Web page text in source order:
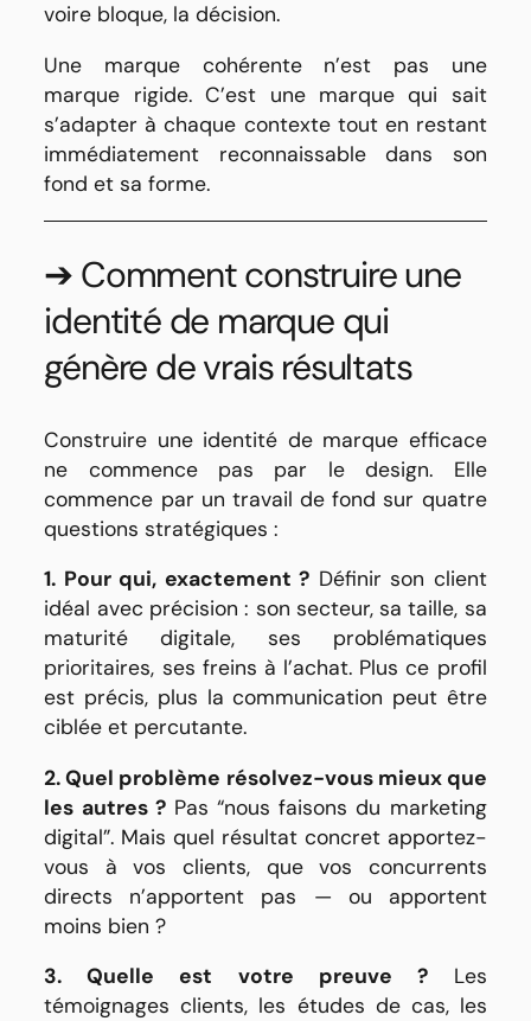
voire bloque, la décision.
Une marque cohérente n’est pas une
marque rigide. C’est une marque qui sait
s’adapter à chaque contexte tout en restant
immédiatement reconnaissable dans son
fond et sa forme.
➔ Comment construire une
identité de marque qui
génère de vrais résultats
Construire une identité de marque efficace
ne commence pas par le design. Elle
commence par un travail de fond sur quatre
questions stratégiques :
1. Pour qui, exactement ? Définir son client
idéal avec précision : son secteur, sa taille, sa
maturité digitale, ses problématiques
prioritaires, ses freins à l’achat. Plus ce profil
est précis, plus la communication peut être
ciblée et percutante.
2. Quel problème résolvez-vous mieux que
les autres ?Pas “nous faisons du marketing
digital”. Mais quel résultat concret apportez-
vous à vos clients, que vos concurrents
directs n’apportent pas — ou apportent
moins bien ?
3. Quelle est votre preuve ?Les
témoignages clients, les études de cas, les